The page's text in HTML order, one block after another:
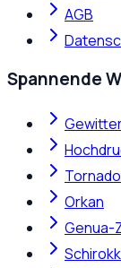
AGB
Spannende
Tornado
Orkan
Genua-